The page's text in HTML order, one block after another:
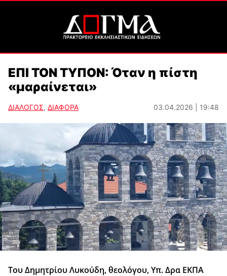
ΕΠΙ ΤΟΝ ΤΥΠΟΝ: Όταν η πίστη
«μαραίνεται»
ΔΙΑΛΟΓΟΣ, ΔΙΑΦΟΡΑ 03.04.2026 | 19:48
Του Δημητρίου Λυκούδη, θεολόγου, Υπ. Δρα ΕΚΠΑ